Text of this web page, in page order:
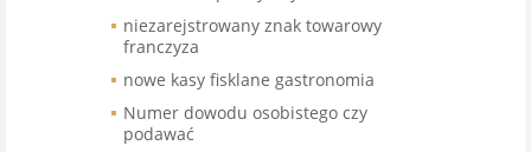
niezarejstrowany znak towarowy
franczyza
nowe kasy fisklane gastronomia
Numer dowodu osobistego czy
podawać